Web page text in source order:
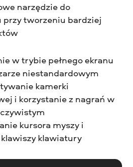
narzędzie do
przy tworzeniu bardziej
w trybie pełnego ekranu
niestandardowym
kamerki
i korzystanie z nagrań w
kursora myszy i
klawiatury